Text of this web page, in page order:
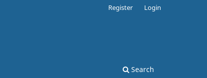
Search
Register Login